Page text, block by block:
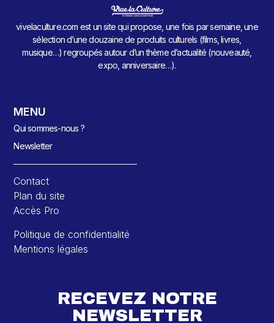
vivelaculture.com est un site qui propose, une fois par semaine, une
sélection d’une douzaine de produits culturels (films, livres,
musique…) regroupés autour d’un thème d’actualité (nouveauté,
expo, anniversaire…).
MENU
Qui sommes-nous ?
Newsletter
Contact
Plan du site
Accès Pro
Politique de confidentialité
Mentions légales
RECEVEZ NOTRE
NEWSLETTER